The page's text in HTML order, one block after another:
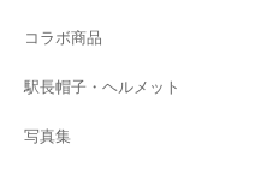
コラボ商品
駅長帽子・ヘルメット
写真集